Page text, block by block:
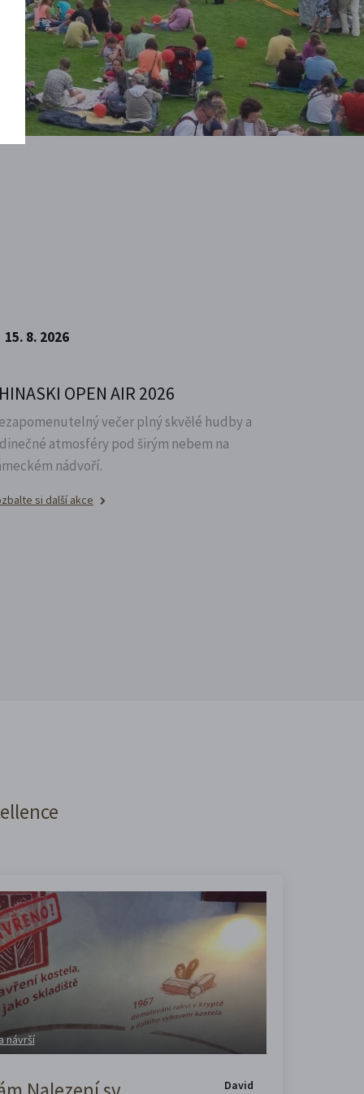
15. 8. 2026
OPEN AIR 2026
večer plný skvělé hudby a
atmosféry pod širým nebem na
nádvoří.
si další akce
návrší
David